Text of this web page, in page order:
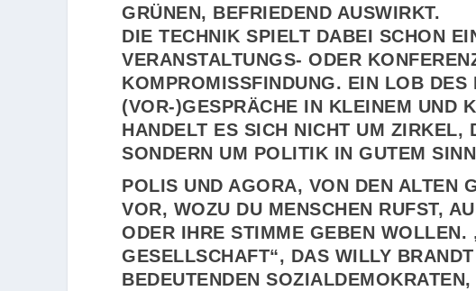
GRÜNEN, BEFRIEDEND AUSWIRKT.
DIE TECHNIK SPIELT DABEI SCHON
VERANSTALTUNGS- ODER
KOMPROMISSFINDUNG. EIN LOB
(VOR-)GESPRÄCHE IN KLEINEM UND
HANDELT ES SICH NICHT UM ZIRKEL,
SONDERN UM POLITIK IN GUTEM
POLIS UND AGORA, VON DEN ALTEN
VOR, WOZU DU MENSCHEN RUFST,
ODER IHRE STIMME GEBEN WOLLEN.
ESELLSCHAFT“, DAS WILLY BRANDT
EDEUTENDEN SOZIALDEMOKRATEN,